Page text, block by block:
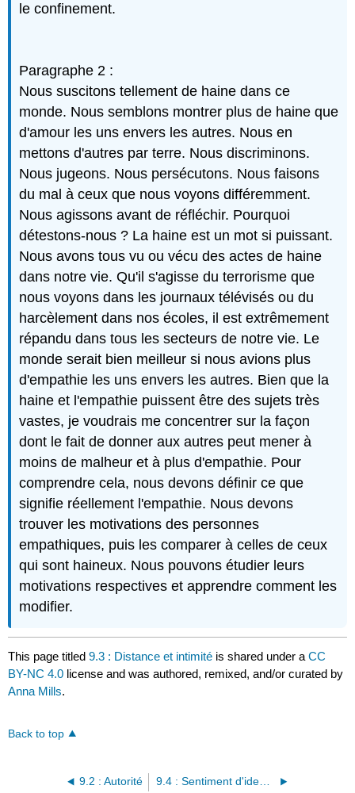
le confinement.
Paragraphe 2 :
Nous suscitons tellement de haine dans ce
monde. Nous semblons montrer plus de haine que
d'amour les uns envers les autres. Nous en
mettons d'autres par terre. Nous discriminons.
Nous jugeons. Nous persécutons. Nous faisons
du mal à ceux que nous voyons différemment.
Nous agissons avant de réfléchir. Pourquoi
détestons-nous ? La haine est un mot si puissant.
Nous avons tous vu ou vécu des actes de haine
dans notre vie. Qu'il s'agisse du terrorisme que
nous voyons dans les journaux télévisés ou du
harcèlement dans nos écoles, il est extrêmement
répandu dans tous les secteurs de notre vie. Le
monde serait bien meilleur si nous avions plus
d'empathie les uns envers les autres. Bien que la
haine et l'empathie puissent être des sujets très
vastes, je voudrais me concentrer sur la façon
dont le fait de donner aux autres peut mener à
moins de malheur et à plus d'empathie. Pour
comprendre cela, nous devons définir ce que
signifie réellement l'empathie. Nous devons
trouver les motivations des personnes
empathiques, puis les comparer à celles de ceux
qui sont haineux. Nous pouvons étudier leurs
motivations respectives et apprendre comment les
modifier.
This page titled9.3 : Distance et intimité is shared under aCC
BY-NC 4.0 license and was authored, remixed, and/or curated by
Anna Mills.
Back to top
9.2 : Autorité 9.4 : Sentiment d'identité partagé